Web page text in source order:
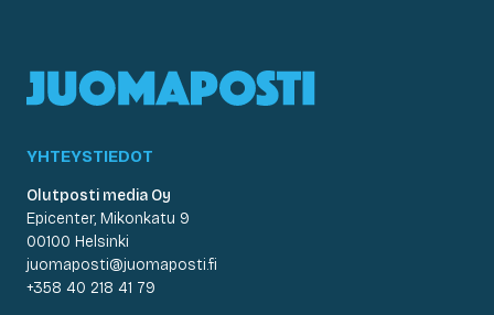
YHTEYSTIEDOT
Olutposti media Oy
Epicenter, Mikonkatu 9
00100 Helsinki
juomaposti@juomaposti.fi
+358 40 218 41 79